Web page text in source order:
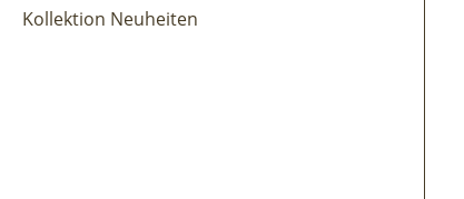
Kollektion Neuheiten